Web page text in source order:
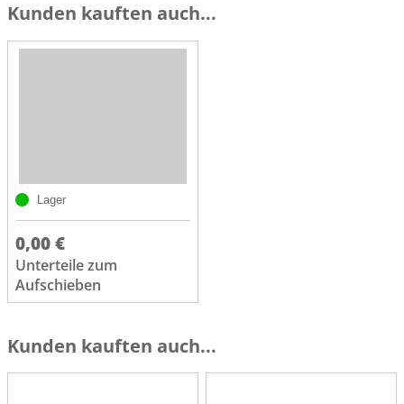
Kunden kauften auch...
Lager
0,00 €
Unterteile zum
Aufschieben
Kunden kauften auch...